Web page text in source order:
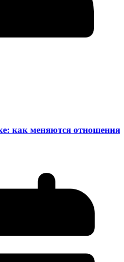
как меняются отношения